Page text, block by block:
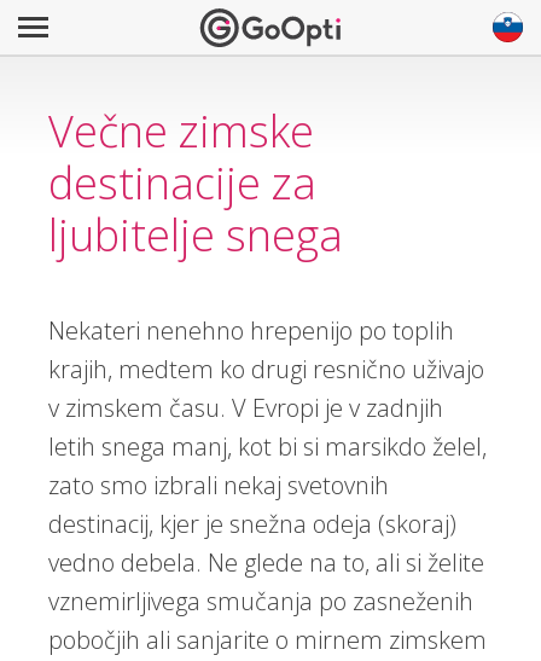
Večne zimske
destinacije za
ljubitelje snega
Nekateri nenehno hrepenijo po toplih
krajih, medtem ko drugi resnično uživajo
v zimskem času. V Evropi je v zadnjih
letih snega manj, kot bi si marsikdo želel,
zato smo izbrali nekaj svetovnih
destinacij, kjer je snežna odeja (skoraj)
vedno debela. Ne glede na to, ali si želite
vznemirljivega smučanja po zasneženih
pobočjih ali sanjarite o mirnem zimskem